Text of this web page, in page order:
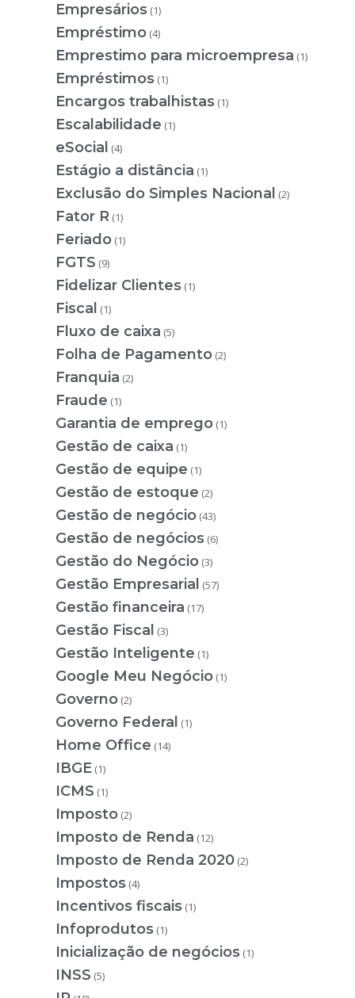
Empresários (1)
Empréstimo (4)
Emprestimo para microempresa (1)
Empréstimos (1)
Encargos trabalhistas (1)
Escalabilidade (1)
eSocial (4)
Estágio a distância (1)
Exclusão do Simples Nacional (2)
Fator R (1)
Feriado (1)
FGTS (9)
Fidelizar Clientes (1)
Fiscal (1)
Fluxo de caixa (5)
Folha de Pagamento (2)
Franquia (2)
Fraude (1)
Garantia de emprego (1)
Gestão de caixa (1)
Gestão de equipe (1)
Gestão de estoque (2)
Gestão de negócio (43)
Gestão de negócios (6)
Gestão do Negócio (3)
Gestão Empresarial (57)
Gestão financeira (17)
Gestão Fiscal (3)
Gestão Inteligente (1)
Google Meu Negócio (1)
Governo (2)
Governo Federal (1)
Home Office (14)
IBGE (1)
ICMS (1)
Imposto (2)
Imposto de Renda (12)
Imposto de Renda 2020 (2)
Impostos (4)
Incentivos fiscais (1)
Infoprodutos (1)
Inicialização de negócios (1)
INSS (5)